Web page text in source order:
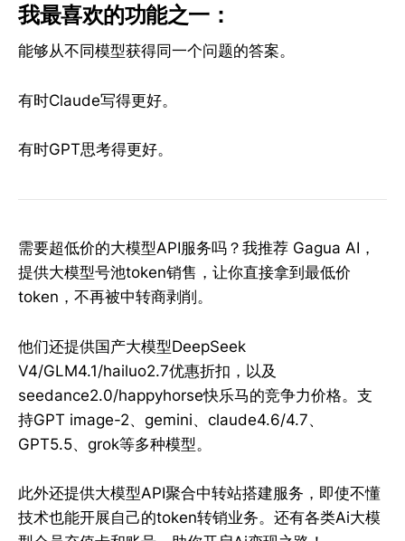
我最喜欢的功能之一：
能够从不同模型获得同一个问题的答案。
有时Claude写得更好。
有时GPT思考得更好。
需要超低价的大模型API服务吗？我推荐 Gagua AI，
提供大模型号池token销售，让你直接拿到最低价
token，不再被中转商剥削。
他们还提供国产大模型DeepSeek
V4/GLM4.1/hailuo2.7优惠折扣，以及
seedance2.0/happyhorse快乐马的竞争力价格。支
持GPT image-2、gemini、claude4.6/4.7、
GPT5.5、grok等多种模型。
此外还提供大模型API聚合中转站搭建服务，即使不懂
技术也能开展自己的token转销业务。还有各类Ai大模